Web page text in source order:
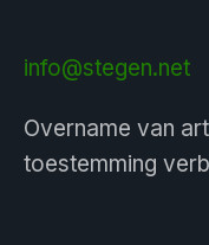
info@stegen.net
Overname van
toestemming